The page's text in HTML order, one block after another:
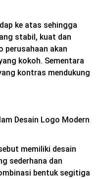
ke atas sehingga
stabil, kuat dan
perusahaan akan
kokoh. Sementara
kontras mendukung
memiliki desain
sederhana dan
bentuk segitiga